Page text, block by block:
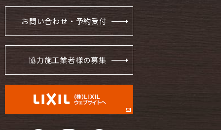
お問い合わせ・予約受付
協力施工業者様の募集